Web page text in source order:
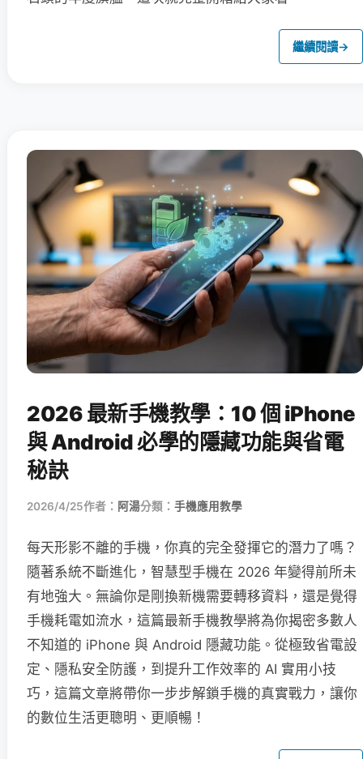
繼續閱讀→
2026 最新手機教學：10 個 iPhone
與 Android 必學的隱藏功能與省電
秘訣
2026/4/25作者： 阿湯分類： 手機應用教學
每天形影不離的手機，你真的完全發揮它的潛力了嗎？
隨著系統不斷進化，智慧型手機在 2026 年變得前所未
有地強大。無論你是剛換新機需要轉移資料，還是覺得
手機耗電如流水，這篇最新手機教學將為你揭密多數人
不知道的 iPhone 與 Android 隱藏功能。從極致省電設
定、隱私安全防護，到提升工作效率的 AI 實用小技
巧，這篇文章將帶你一步步解鎖手機的真實戰力，讓你
的數位生活更聰明、更順暢！